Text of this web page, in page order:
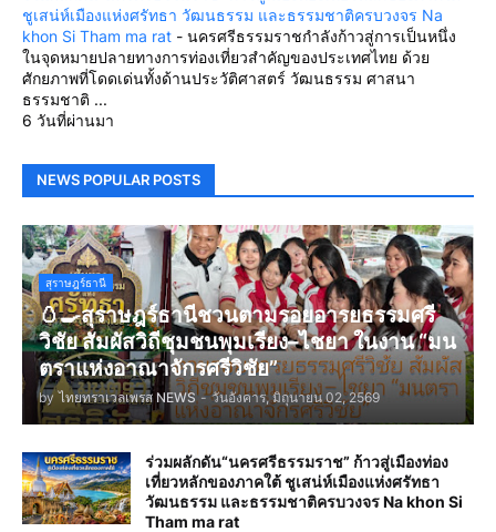
ชูเสน่ห์เมืองแห่งศรัทธา วัฒนธรรม และธรรมชาติครบวงจร Na
khon Si Tham ma rat - นครศรีธรรมราชกำลังก้าวสู่การเป็นหนึ่ง
ในจุดหมายปลายทางการท่องเที่ยวสำคัญของประเทศไทย ด้วย
ศักยภาพที่โดดเด่นทั้งด้านประวัติศาสตร์ วัฒนธรรม ศาสนา
ธรรมชาติ ...
6 วันที่ผ่านมา
NEWS POPULAR POSTS
สุราษฎร์ธานี
🥚🍳สุราษฎร์ธานีชวนตามรอยอารยธรรมศรี
วิชัย สัมผัสวิถีชุมชนพุมเรียง–ไชยา ในงาน “มน
ตราแห่งอาณาจักรศรีวิชัย”
by ไทยทราเวลเพรส NEWS - วันอังคาร, มิถุนายน 02, 2569
ร่วมผลักดัน“นครศรีธรรมราช” ก้าวสู่เมืองท่อง
เที่ยวหลักของภาคใต้ ชูเสน่ห์เมืองแห่งศรัทธา
วัฒนธรรม และธรรมชาติครบวงจร Na khon Si
Tham ma rat